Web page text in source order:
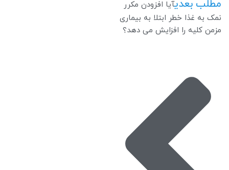
مطلب بعدیآیا افزودن مکرر
نمک به غذا خطر ابتلا به بیماری
مزمن کلیه را افزایش می دهد؟